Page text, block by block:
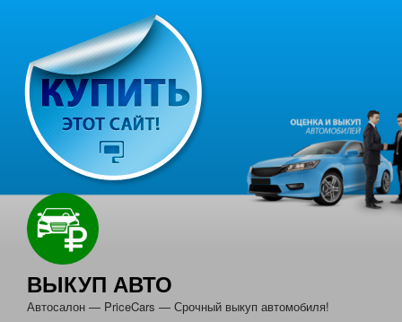
содержимому
ВЫКУП АВТО
Автосалон — PriceCars — Срочный выкуп автомобиля!